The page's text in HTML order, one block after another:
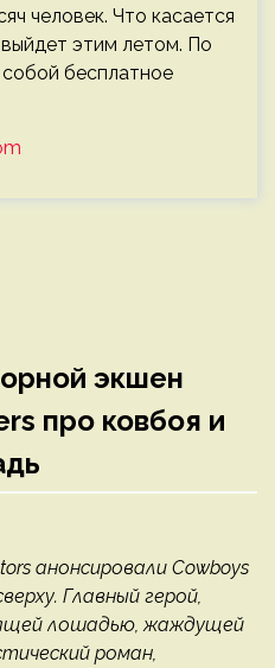
человек. Что касается
этим летом. По
бесплатное
экшен
про ковбоя и
анонсировали Cowboys
Главный герой,
лошадью, жаждущей
роман,